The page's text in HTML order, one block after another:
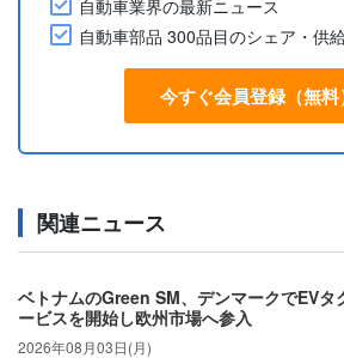
自動車業界の最新ニュース
自動車部品 300品目のシェア・供
今すぐ会員登録（無料
関連ニュース
ベトナムのGreen SM、デンマークでEVタ
ービスを開始し欧州市場へ参入
2026年08月03日(月)